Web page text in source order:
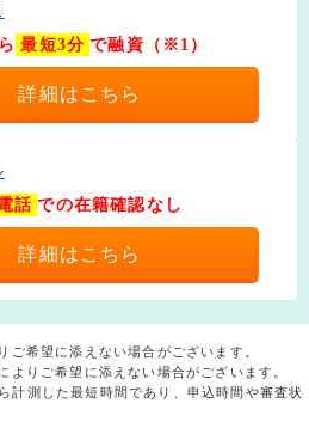
最短3分 で融資（※1）
詳細はこちら
話 での在籍確認なし
詳細はこちら
希望に添えない場合がございます。
りご希望に添えない場合がございます。
計測した最短時間であり、申込時間や審査状